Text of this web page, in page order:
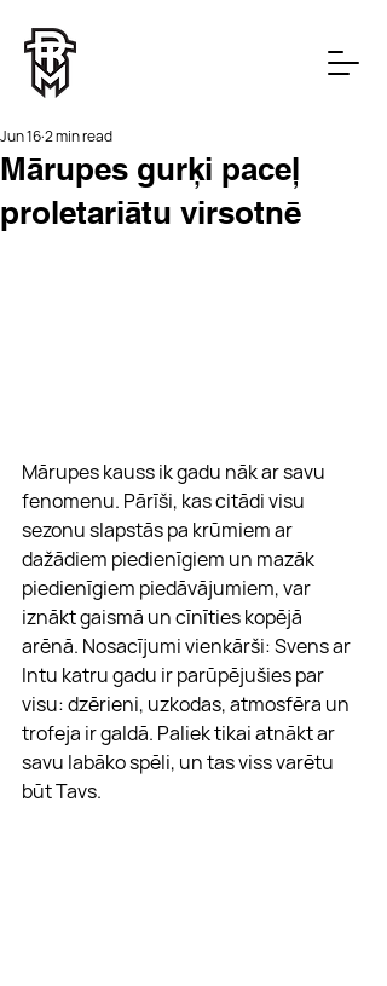
Mārupes gurķi paceļ
proletariātu virsotnē
Jun 162 min read
Mārupes kauss ik gadu nāk ar savu
fenomenu. Pārīši, kas citādi visu
sezonu slapstās pa krūmiem ar
dažādiem piedienīgiem un mazāk
piedienīgiem piedāvājumiem, var
iznākt gaismā un cīnīties kopējā
arēnā. Nosacījumi vienkārši: Svens ar
Intu katru gadu ir parūpējušies par
visu: dzērieni, uzkodas, atmosfēra un
trofeja ir galdā. Paliek tikai atnākt ar
savu labāko spēli, un tas viss varētu
būt Tavs.